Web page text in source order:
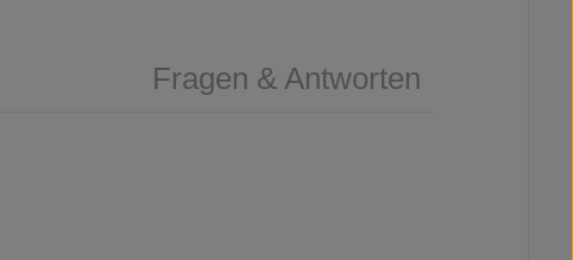
Fragen & Antworten